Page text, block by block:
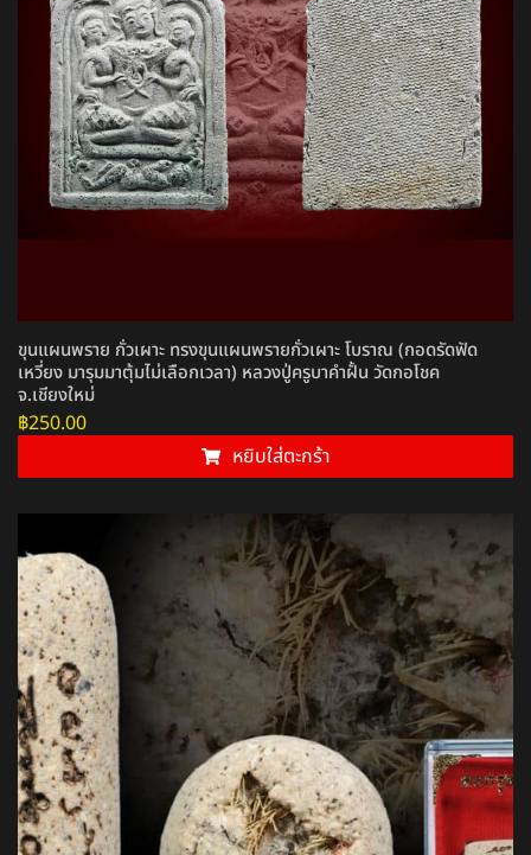
ขุนแผนพราย กั่วเผาะ ทรงขุนแผนพรายกั่วเผาะ โบราณ (กอดรัดฟัด
เหวี่ยง มารุมมาตุ้มไม่เลือกเวลา) หลวงปู่ครูบาคำฝั้น วัดกอโชค
จ.เชียงใหม่
฿250.00
หยิบใส่ตะกร้า